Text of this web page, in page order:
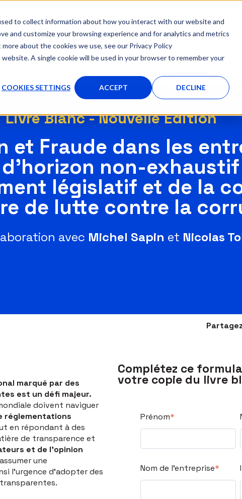
to collect information about how you interact with our website and
and customize your browsing experience and for analytics and metrics
about the cookies we use, see our Privacy Policy
A single cookie will be used in your browser to remember your
COOKIES SETTINGS ACCEPT DECLINE
Solutions AFFICHER LE SOUS-MENU POUR SOLUTIONS
Partenaires
Livre Blanc - Nouvelle Edition
et Fraude dans les
non-
législatif et de la
de lutte contre la
avec Michel Sapin et Nicolas
marqué par des
est un défi majeur.
doivent naviguer
réglementations
en répondant à des
de transparence et
et de l’opinion
une
l’urgence d’adopter des
Complétez ce
votre copie du livre
Prénom*
Nom de l'entreprise*